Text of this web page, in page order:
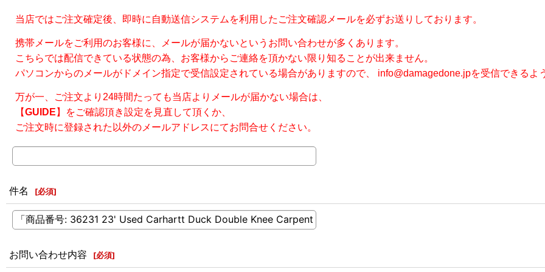
当店ではご注文確定後、即時に自動送信システムを利用したご注文確認メールを必ずお送りしております。
携帯メールをご利用のお客様に、メールが届かないというお問い合わせが多くあります。
こちらでは配信できている状態の為、お客様からご連絡を頂かない限り知ることが出来ません。
パソコンからのメールがドメイン指定で受信設定されている場合がありますので、 info@damagedone.jpを受信できるよ
万が一、ご注文より24時間たっても当店よりメールが届かない場合は、
【GUIDE 】をご確認頂き設定を見直して頂くか、
ご注文時に登録された以外のメールアドレスにてお問合せください。
件名 [必須]
お問い合わせ内容 [必須]